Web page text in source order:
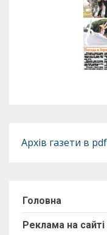
Архів газети в pdf
Головна
Реклама на сайті